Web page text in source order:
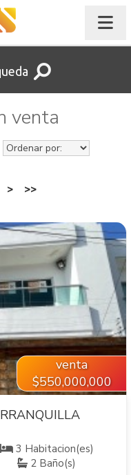
venta
> >>
venta
$550,000,000
3 Habitacion(es)
2 Baño(s)